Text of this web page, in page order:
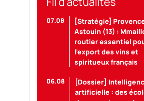
07.08
[Stratégie]
Astouin (13) :
routier essentiel
l’export des vins et
spiritueux français
06.08
[Dossier]
artificielle : des